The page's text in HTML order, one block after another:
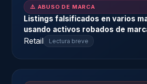
⚠️ ABUSO DE MARCA
Listings falsificados en varios
usando activos robados de
Retail Lectura breve